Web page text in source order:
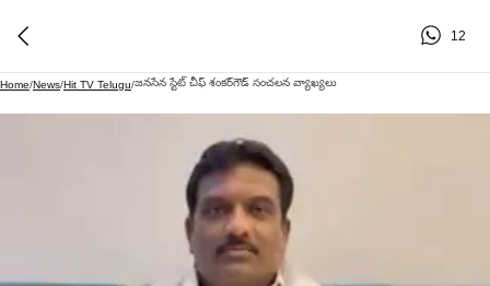
12
Home/News/Hit TV Telugu/జనసేన స్టేట్ చీఫ్ శంకర్‌గౌడ్ సంచలన వ్యాఖ్యలు